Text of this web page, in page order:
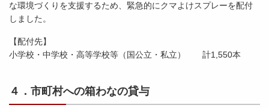
な環境づくりを支援するため、緊急的にクマよけスプレーを配付
しました。
【配付先】
小学校・中学校・高等学校等（国公立・私立） 計1,550本
４．市町村への箱わなの貸与